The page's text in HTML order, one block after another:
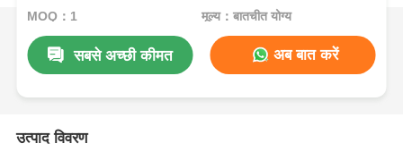
वाटरप्रूफ के साथ
MOQ：1 मूल्य：बातचीत योग्य
सबसे अच्छी कीमत अब बात करें
उत्पाद विवरण